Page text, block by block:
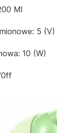
Ml
5 (V)
10 (W)
0ff